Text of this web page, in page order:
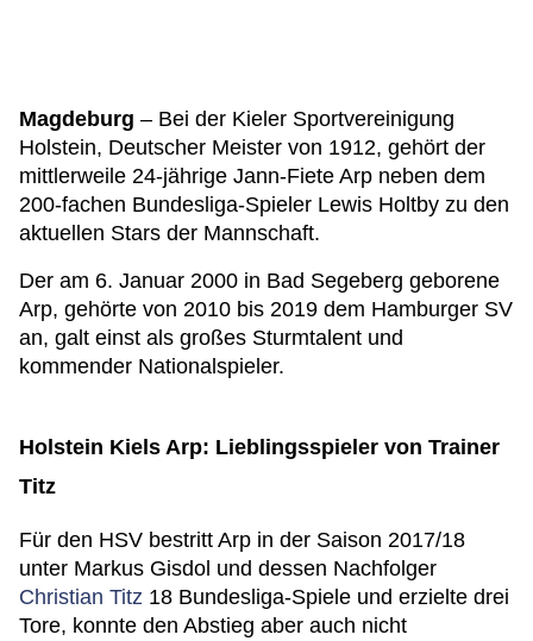
Magdeburg – Bei der Kieler Sportvereinigung
Holstein, Deutscher Meister von 1912, gehört der
mittlerweile 24-jährige Jann-Fiete Arp neben dem
200-fachen Bundesliga-Spieler Lewis Holtby zu den
aktuellen Stars der Mannschaft.
Der am 6. Januar 2000 in Bad Segeberg geborene
Arp, gehörte von 2010 bis 2019 dem Hamburger SV
an, galt einst als großes Sturmtalent und
kommender Nationalspieler.
Holstein Kiels Arp: Lieblingsspieler von Trainer
Titz
Für den HSV bestritt Arp in der Saison 2017/18
unter Markus Gisdol und dessen Nachfolger
Christian Titz 18 Bundesliga-Spiele und erzielte drei
Tore, konnte den Abstieg aber auch nicht